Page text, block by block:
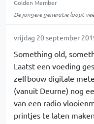
Golden Member
De jongere generatie loopt
vrijdag 20 september
Something old,
Laatst een voeding
zelfbouw digitale
(vanuit Deurne) nog
van een radio
printjes te laten maken.